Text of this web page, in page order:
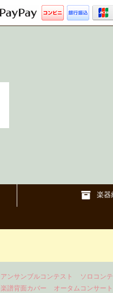
楽器
アンサンブルコンテスト ソロコン
楽譜背面カバー
オータムコンサート